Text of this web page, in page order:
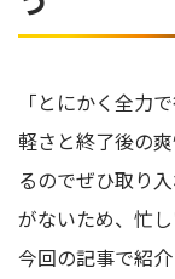
「とにかく全力
軽さと終了後の
るのでぜひ取り
がないため、忙
今回の記事で紹